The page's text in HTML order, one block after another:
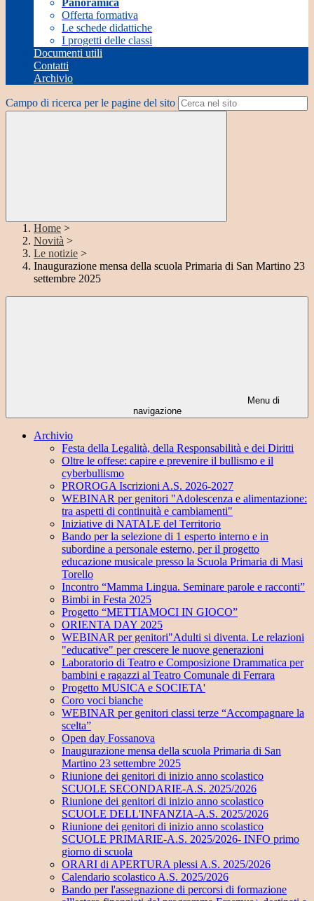
Panoramica
Offerta formativa
Le schede didattiche
I progetti delle classi
Documenti utili
Contatti
Archivio
Campo di ricerca per le pagine del sito
Home >
Novità >
Le notizie >
Inaugurazione mensa della scuola Primaria di San Martino 23
settembre 2025
Menu di
navigazione
Archivio
Festa della Legalità, della Responsabilità e dei Diritti
Oltre le offese: capire e prevenire il bullismo e il
cyberbullismo
PROROGA Iscrizioni A.S. 2026-2027
WEBINAR per genitori "Adolescenza e alimentazione:
tra aspetti di continuità e cambiamenti"
Iniziative di NATALE del Territorio
Bando per la selezione di 1 esperto interno e in
subordine a personale esterno, per il progetto
educazione musicale presso la Scuola Primaria di Masi
Torello
Incontro “Mamma Lingua. Seminare parole e racconti”
Bimbi in Festa 2025
Progetto “METTIAMOCI IN GIOCO”
ORIENTA DAY 2025
WEBINAR per genitori"Adulti si diventa. Le relazioni
"educative" per crescere le nuove generazioni
Laboratorio di Teatro e Composizione Drammatica per
bambini e ragazzi al Teatro Comunale di Ferrara
Progetto MUSICA e SOCIETA'
Coro voci bianche
WEBINAR per genitori classi terze “Accompagnare la
scelta”
Open day Fossanova
Inaugurazione mensa della scuola Primaria di San
Martino 23 settembre 2025
Riunione dei genitori di inizio anno scolastico
SCUOLE SECONDARIE-A.S. 2025/2026
Riunione dei genitori di inizio anno scolastico
SCUOLE DELL'INFANZIA-A.S. 2025/2026
Riunione dei genitori di inizio anno scolastico
SCUOLE PRIMARIE-A.S. 2025/2026- INFO primo
giorno di scuola
ORARI di APERTURA plessi A.S. 2025/2026
Calendario scolastico A.S. 2025/2026
Bando per l'assegnazione di percorsi di formazione